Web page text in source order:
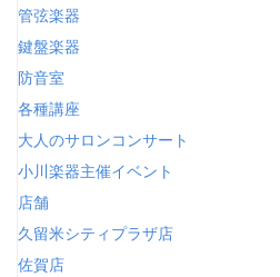
管弦楽器
鍵盤楽器
防音室
各種講座
大人のサロンコンサート
小川楽器主催イベント
店舗
久留米シティプラザ店
佐賀店